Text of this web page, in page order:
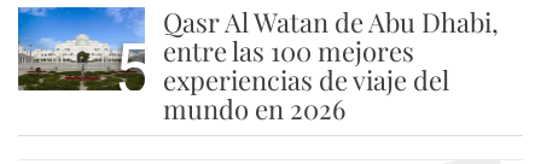
5
Qasr Al Watan de Abu Dhabi,
entre las 100 mejores
experiencias de viaje del
mundo en 2026